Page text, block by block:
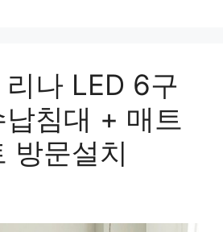
나 LED 6구
침대 + 매트
방문설치